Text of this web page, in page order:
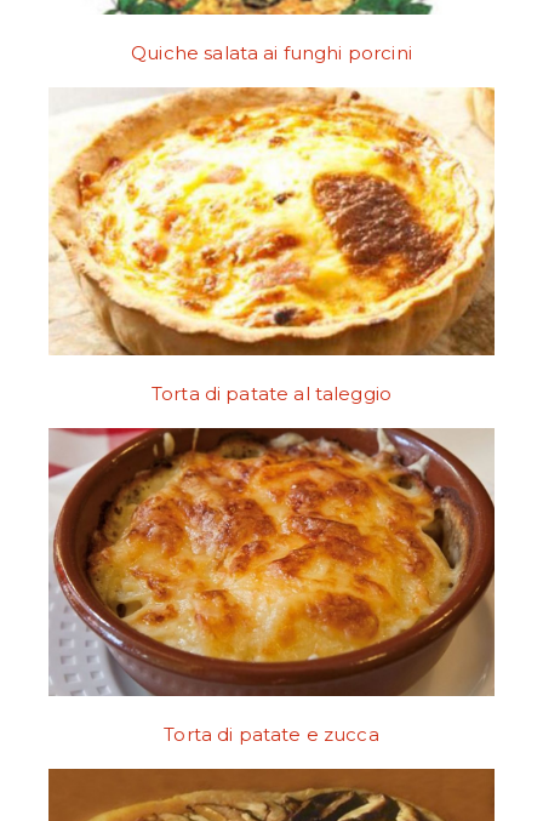
Quiche salata ai funghi porcini
Torta di patate al taleggio
Torta di patate e zucca